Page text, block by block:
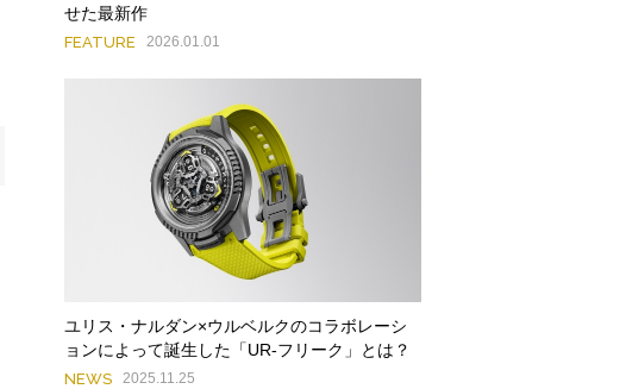
せた最新作
FEATURE 2026.01.01
ユリス・ナルダン×ウルベルクのコラボレーシ
ョンによって誕生した「UR-フリーク」とは？
NEWS 2025.11.25